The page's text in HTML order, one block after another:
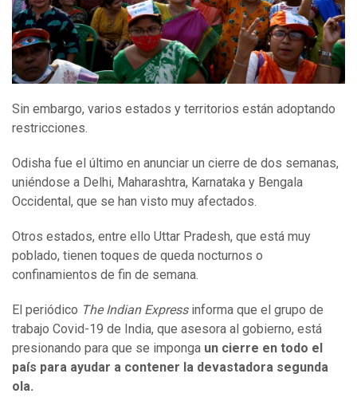
Sin embargo, varios estados y territorios están adoptando
restricciones.
Odisha fue el último en anunciar un cierre de dos semanas,
uniéndose a Delhi, Maharashtra, Karnataka y Bengala
Occidental, que se han visto muy afectados.
Otros estados, entre ello Uttar Pradesh, que está muy
poblado, tienen toques de queda nocturnos o
confinamientos de fin de semana.
El periódico The Indian Expressinforma que el grupo de
trabajo Covid-19 de India, que asesora al gobierno, está
presionando para que se imponga un cierre en todo el
país para ayudar a contener la devastadora segunda
ola.